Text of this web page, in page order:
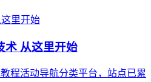
术 从这里开始
程活动导航分类平台，站点已累